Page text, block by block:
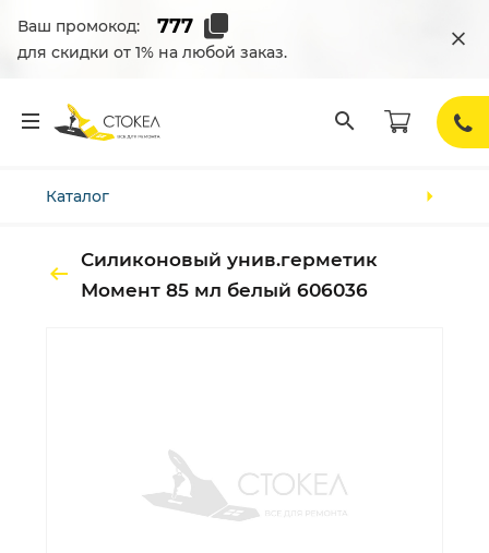
Ваш промокод:
для скидки от 1% на любой заказ.
Каталог
Силиконовый унив.герметик
Момент 85 мл белый 606036